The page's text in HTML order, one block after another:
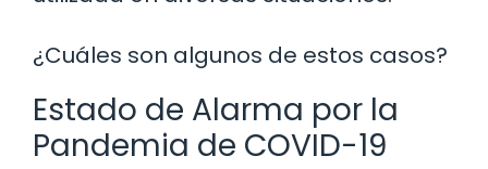
¿Cuáles son algunos de estos casos?
Estado de Alarma por la
Pandemia de COVID-19